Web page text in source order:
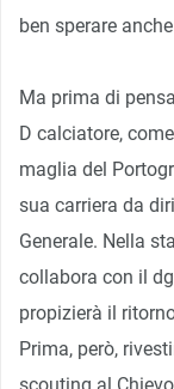
ben sperare
Ma prima di
D calciatore,
maglia del
sua carriera da
Generale. Nella
collabora con il
propizierà il
Prima, però,
scouting al Chievo